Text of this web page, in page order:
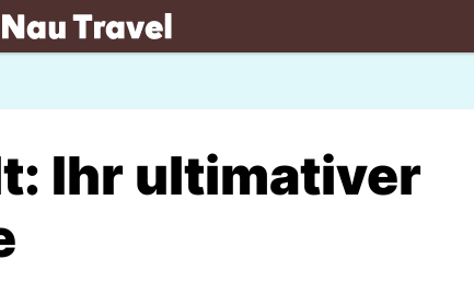
Ihr ultimativer